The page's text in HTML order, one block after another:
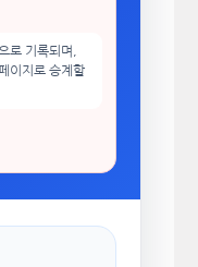
로 기록되며,
이지로 승계할